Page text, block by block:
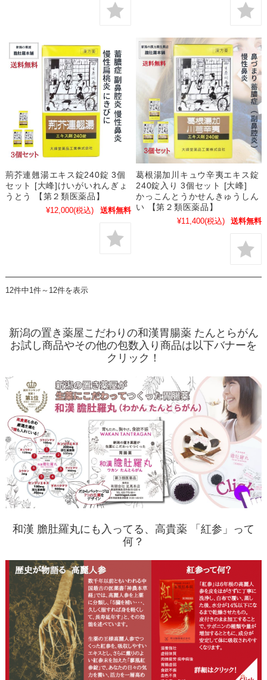
荊芥連翹湯エキス錠240錠 3個
セット [大峰]けいがいれんぎょ
うとう 【第２類医薬品】
¥12,000(税込) 送料無料
葛根湯加川キュウ辛夷エキス錠
240錠入り 3個セット [大峰]
かっこんとうかせんきゅうしん
い 【第２類医薬品】
¥11,400(税込) 送料無料
12件中1件～12件を表示
新潟の置き薬屋こだわりの和漢胃腸薬 たんとらがん
お試し商品やその他の包数入り商品は以下バナーを
クリック！
和漢 膽肚羅丸にも入ってる、高貴薬 「紅参」って
何？